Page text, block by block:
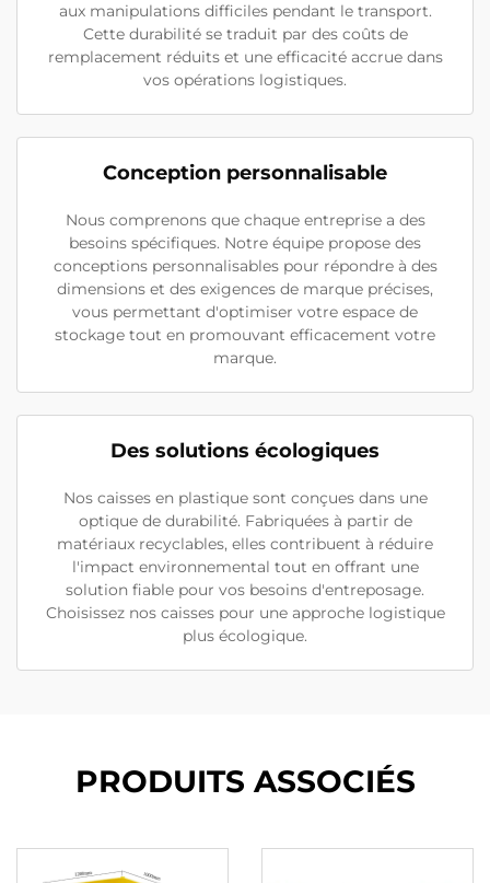
aux manipulations difficiles pendant le transport.
Cette durabilité se traduit par des coûts de
remplacement réduits et une efficacité accrue dans
vos opérations logistiques.
Conception personnalisable
Nous comprenons que chaque entreprise a des
besoins spécifiques. Notre équipe propose des
conceptions personnalisables pour répondre à des
dimensions et des exigences de marque précises,
vous permettant d'optimiser votre espace de
stockage tout en promouvant efficacement votre
marque.
Des solutions écologiques
Nos caisses en plastique sont conçues dans une
optique de durabilité. Fabriquées à partir de
matériaux recyclables, elles contribuent à réduire
l'impact environnemental tout en offrant une
solution fiable pour vos besoins d'entreposage.
Choisissez nos caisses pour une approche logistique
plus écologique.
PRODUITS ASSOCIÉS